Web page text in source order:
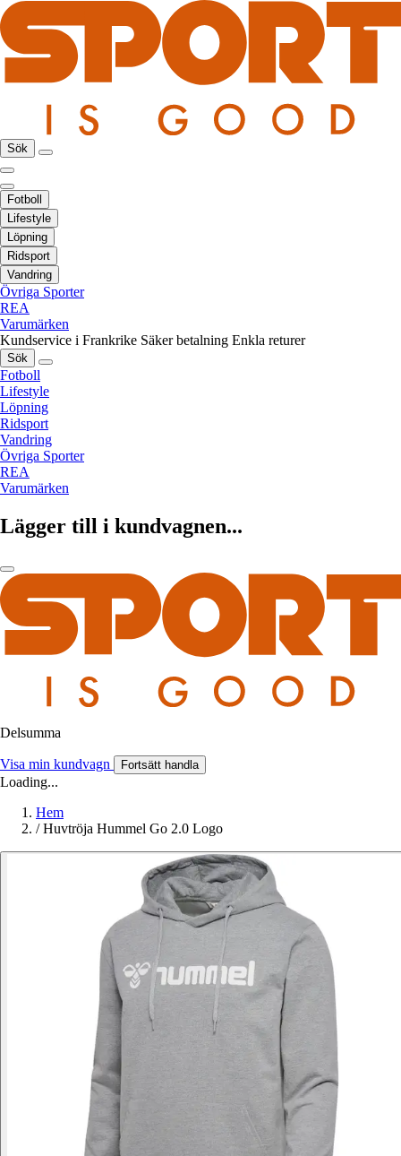
Sök
Fotboll
Lifestyle
Löpning
Ridsport
Vandring
Övriga Sporter
REA
Varumärken
Kundservice i Frankrike Säker betalning Enkla returer
Sök
Fotboll
Lifestyle
Löpning
Ridsport
Vandring
Övriga Sporter
REA
Varumärken
Lägger till i kundvagnen...
Delsumma
Visa min kundvagn Fortsätt handla
Loading...
Hem
/ Huvtröja Hummel Go 2.0 Logo